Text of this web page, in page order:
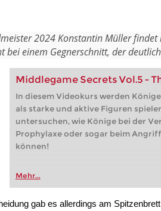
2024 Konstantin Müller
bei einem Gegnerschnitt, der
Middlegame Secrets Vol.5 -
In diesem Videokurs werden
als starke und aktive Figuren
untersuchen, wie Könige bei der
Prophylaxe oder sogar beim
können!
Mehr...
gab es allerdings am